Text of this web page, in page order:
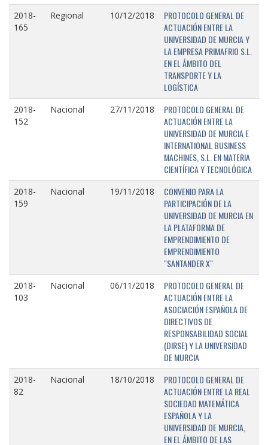
2018-
165
Regional 10/12/2018
PROTOCOLO GENERAL DE
ACTUACIÓN ENTRE LA
UNIVERSIDAD DE MURCIA Y
LA EMPRESA PRIMAFRIO S.L.
EN EL ÁMBITO DEL
TRANSPORTE Y LA
LOGÍSTICA
2018-
152
Nacional 27/11/2018
PROTOCOLO GENERAL DE
ACTUACIÓN ENTRE LA
UNIVERSIDAD DE MURCIA E
INTERNATIONAL BUSINESS
MACHINES, S.L. EN MATERIA
CIENTÍFICA Y TECNOLÓGICA
2018-
159
Nacional 19/11/2018
CONVENIO PARA LA
PARTICIPACIÓN DE LA
UNIVERSIDAD DE MURCIA EN
LA PLATAFORMA DE
EMPRENDIMIENTO DE
EMPRENDIMIENTO
"SANTANDER X"
2018-
103
Nacional 06/11/2018
PROTOCOLO GENERAL DE
ACTUACIÓN ENTRE LA
ASOCIACIÓN ESPAÑOLA DE
DIRECTIVOS DE
RESPONSABILIDAD SOCIAL
(DIRSE) Y LA UNIVERSIDAD
DE MURCIA
2018-
82
Nacional 18/10/2018
PROTOCOLO GENERAL DE
ACTUACIÓN ENTRE LA REAL
SOCIEDAD MATEMÁTICA
ESPAÑOLA Y LA
UNIVERSIDAD DE MURCIA,
EN EL ÁMBITO DE LAS